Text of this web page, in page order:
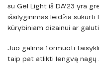
su Gel Light iš DA’23 yra
išsilyginimas leidžia
kūrybiniam dizainui ar
Juo galima formuoti
taip pat atlikti lengvą nagų